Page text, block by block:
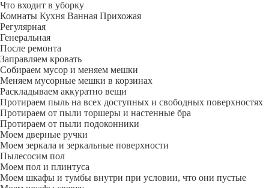
Что входит в уборку
Регу­лярная
Гене­ральная
После ремонта
Заправляем кровать
Собираем мусор и меняем мешки
Меняем мусорные мешки в корзинах
Раскладываем аккуратно вещи
Протираем пыль на всех доступных и свободных поверхностях
Протираем от пыли торшеры и настенные бра
Протираем от пыли подоконники
Моем дверные ручки
Моем зеркала и зеркальные поверхности
Пылесосим пол
Моем пол и плинтуса
Моем шкафы и тумбы внутри при условии, что они пустые